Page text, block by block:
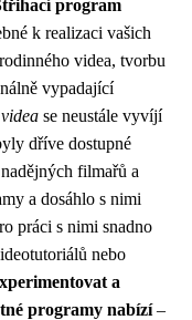
program
k realizaci vašich
videa, tvorbu
vypadající
se neustále vyvíjí
dříve dostupné
filmařů a
a dosáhlo s nimi
práci s nimi snadno
nebo
a
programy nabízí–